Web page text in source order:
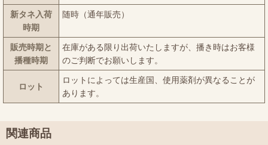
新タネ入荷
時期
随時（通年販売）
販売時期と
播種時期
在庫がある限り出荷いたしますが、播き時はお客様
のご判断でお願いします。
ロット
ロットによっては生産国、使用薬剤が異なることが
あります。
関連商品